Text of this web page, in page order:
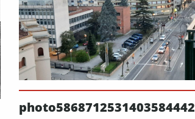
photo5868712531403584442